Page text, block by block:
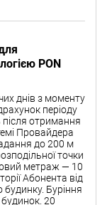
PON
днів з моменту
періоду
отримання
Провайдера
до 200 м
точки
метраж — 10
Абонента від
Буріння
20